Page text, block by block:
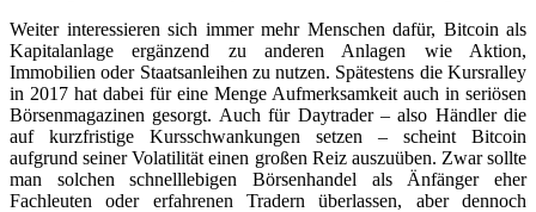
Weiter interessieren sich immer mehr Menschen dafür, Bitcoin als
Kapitalanlage ergänzend zu anderen Anlagen wie Aktion,
Immobilien oder Staatsanleihen zu nutzen. Spätestens die Kursralley
in 2017 hat dabei für eine Menge Aufmerksamkeit auch in seriösen
Börsenmagazinen gesorgt. Auch für Daytrader – also Händler die
auf kurzfristige Kursschwankungen setzen – scheint Bitcoin
aufgrund seiner Volatilität einen großen Reiz auszuüben. Zwar sollte
man solchen schnelllebigen Börsenhandel als Änfänger eher
Fachleuten oder erfahrenen Tradern überlassen, aber dennoch